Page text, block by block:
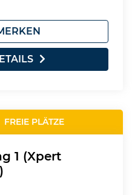
FREIE PLÄTZE
1 (Xpert